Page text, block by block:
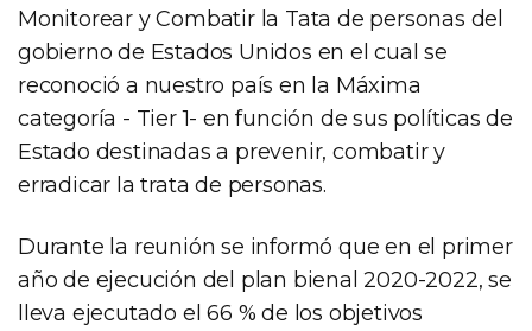
Monitorear y Combatir la Tata de personas del
gobierno de Estados Unidos en el cual se
reconoció a nuestro país en la Máxima
categoría - Tier 1- en función de sus políticas de
Estado destinadas a prevenir, combatir y
erradicar la trata de personas.
Durante la reunión se informó que en el primer
año de ejecución del plan bienal 2020-2022, se
lleva ejecutado el 66 % de los objetivos